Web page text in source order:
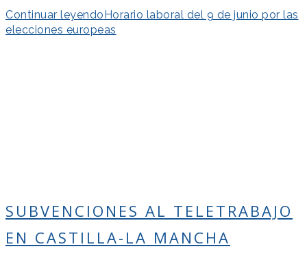
Continuar leyendoHorario laboral del 9 de junio por las
elecciones europeas
SUBVENCIONES AL TELETRABAJO
EN CASTILLA-LA MANCHA